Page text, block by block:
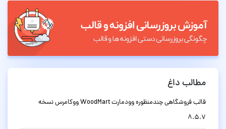
مطالب داغ
قالب فروشگاهی چندمنظوره وودمارت WoodMart ووکامرس نسخه
8.5.7